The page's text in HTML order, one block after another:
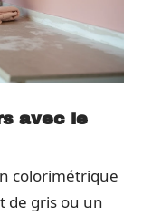
avec le
colorimétrique
de gris ou un